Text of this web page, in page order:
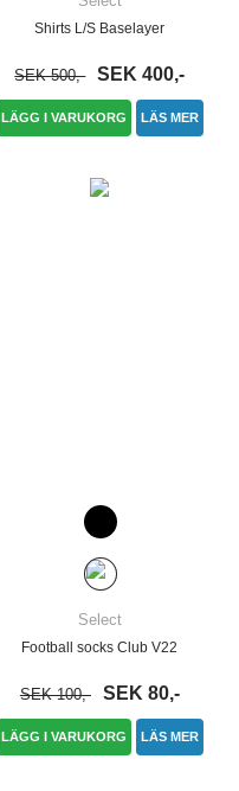
Shirts L/S Baselayer
SEK 500,- SEK 400,-
LÄGG I VARUKORG LÄS MER
Select
Football socks Club V22
SEK 100,- SEK 80,-
LÄGG I VARUKORG LÄS MER